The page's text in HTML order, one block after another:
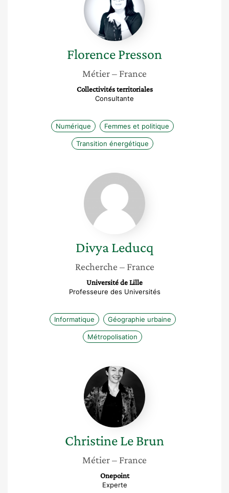
FlorencePresson
Métier– France
Collectivités territoriales
Consultante
Numérique Femmes et politique
Transition énergétique
Divya
Leducq
DivyaLeducq
Recherche – France
Université de Lille
Professeure des Universités
Informatique Géographie urbaine
Métropolisation
Christine
Le
Brun
ChristineLe Brun
Métier– France
Onepoint
Experte